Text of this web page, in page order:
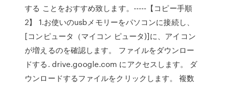
する ことをおすすめ致します。-----【コピー手順
2】 1.お使いのusbメモリーをパソコンに接続し、
[コンピュータ（マイコン ピュータ)]に、アイコン
が増えるのを確認します。 ファイルをダウンロー
ドする. drive.google.com にアクセスします。 ダ
ウンロードするファイルをクリックします。 複数